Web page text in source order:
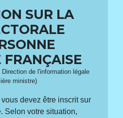
SUR LA
FRANÇAISE
de l'information légale
ministre)
devez être inscrit sur
Selon votre situation,